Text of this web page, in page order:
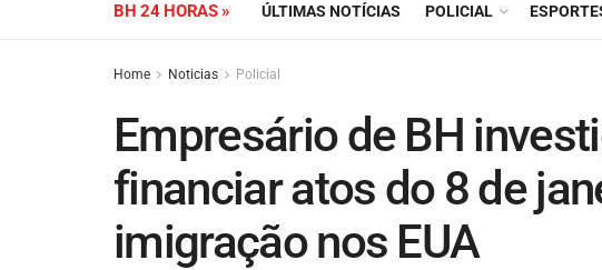
BH 24 HORAS » ÚLTIMAS NOTÍCIAS POLICIAL
Home Noticias Policial
Empresário de BH
financiar atos do 8 de
imigração nos EUA